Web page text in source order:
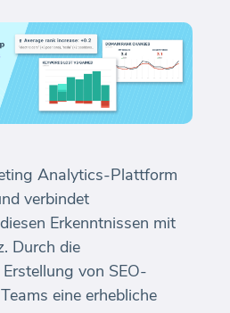
Analytics-Plattform
verbindet
Erkenntnissen mit
Durch die
von SEO-
eine erhebliche